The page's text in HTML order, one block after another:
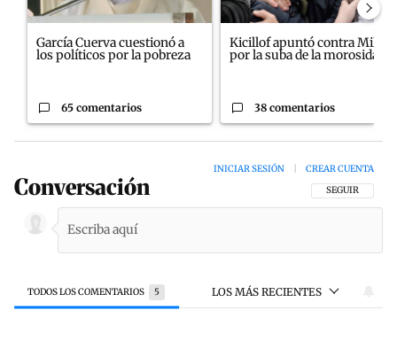
García Cuerva cuestionó a
los políticos por la pobreza
65 comentarios
Kicillof apuntó contra Milei
por la suba de la morosida...
38 comentarios
Conversación SIGA ESTA
SEGUIR
INICIAR SESIÓN CREAR CUENTA
TODOS LOS COMENTARIOS 5 LOS MÁS RECIENTES
Todos los comentarios